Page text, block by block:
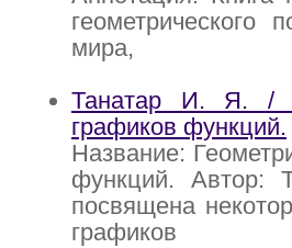
геометрического
мира,
Танатар И. Я. /
графиков функций.
Название:
функций. Автор:
посвящена
графиков